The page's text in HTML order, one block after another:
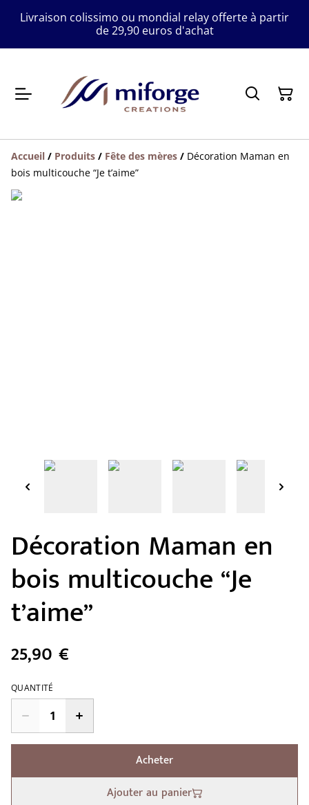
Livraison colissimo ou mondial relay offerte à partir
de 29,90 euros d'achat
Accueil / Produits / Fête des mères / Décoration Maman en
bois multicouche “Je t’aime”
Décoration Maman en
bois multicouche “Je
t’aime”
25,90 €
QUANTITÉ
Acheter
Ajouter au panier